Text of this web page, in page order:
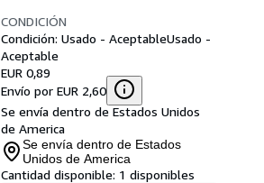
CONDICIÓN
Condición: Usado - AceptableUsado -
Aceptable
EUR 0,89
Envío por EUR 2,60
Se envía dentro de Estados Unidos
de America
Se envía dentro de Estados
Unidos de America
Cantidad disponible: 1 disponibles